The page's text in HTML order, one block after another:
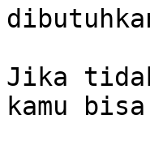
Jika
kamu